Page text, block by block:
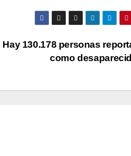
Hay 130.178 personas
como